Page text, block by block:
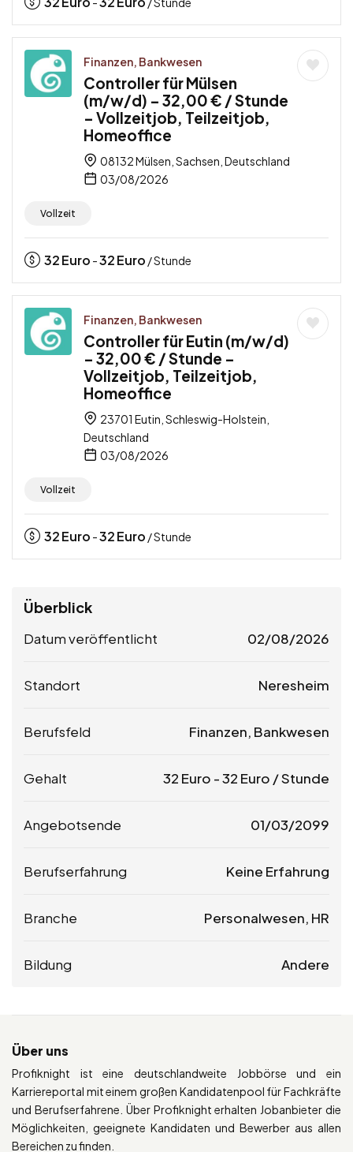
Finanzen, Bankwesen
Controller für Mülsen
(m/w/d) – 32,00 € / Stunde
– Vollzeitjob, Teilzeitjob,
Homeoffice
08132 Mülsen, Sachsen, Deutschland
03/08/2026
Vollzeit
32Euro -32Euro / Stunde
Finanzen, Bankwesen
Controller für Eutin (m/w/d)
– 32,00 € / Stunde –
Vollzeitjob, Teilzeitjob,
Homeoffice
23701 Eutin, Schleswig-Holstein,
Deutschland
03/08/2026
Vollzeit
32Euro -32Euro / Stunde
Überblick
Datum veröffentlicht 02/08/2026
Standort Neresheim
Berufsfeld Finanzen, Bankwesen
Gehalt 32 Euro -32 Euro / Stunde
Angebotsende 01/03/2099
Berufserfahrung Keine Erfahrung
Branche Personalwesen, HR
Bildung Andere
Über uns
Profiknight ist eine deutschlandweite Jobbörse und ein
Karriereportal mit einem großen Kandidatenpool für Fachkräfte
und Berufserfahrene. Über Profiknight erhalten Jobanbieter die
Möglichkeiten, geeignete Kandidaten und Bewerber aus allen
Bereichen zu finden.